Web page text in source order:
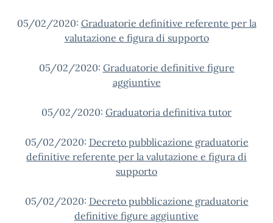
05/02/2020: Graduatorie definitive referente per la
valutazione e figura di supporto
05/02/2020: Graduatorie definitive figure
aggiuntive
05/02/2020: Graduatoria definitiva tutor
05/02/2020: Decreto pubblicazione graduatorie
definitive referente per la valutazione e figura di
supporto
05/02/2020: Decreto pubblicazione graduatorie
definitive figure aggiuntive